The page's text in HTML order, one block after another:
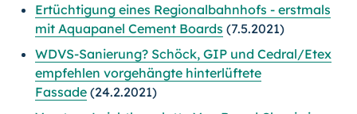
Ertüchtigung eines Regionalbahnhofs - erstmals
mit Aquapanel Cement Boards (7.5.2021)
WDVS-Sanierung? Schöck, GIP und Cedral/Etex
empfehlen vorgehängte hinterlüftete
Fassade (24.2.2021)